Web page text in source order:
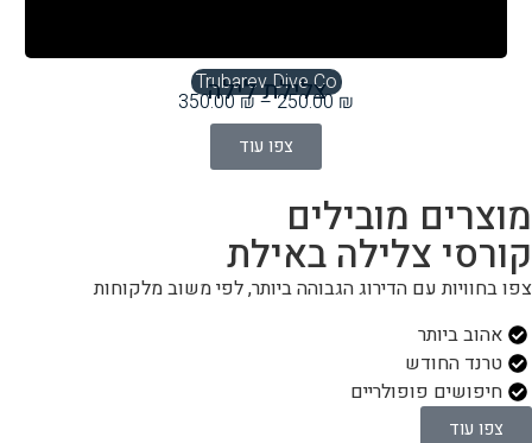
Trubarev Dive Co
‏צלילת לילה
250.00₪
–
350.00₪
צפו עוד
מוצרים מובילים
קורסי צלילה באילת
צפו בחוויות עם הדירוג הגבוהה ביותר, לפי משוב מלקוחות
אהוב ביותר
טרנד החודש
חיפושים פופולריים
צפו עוד